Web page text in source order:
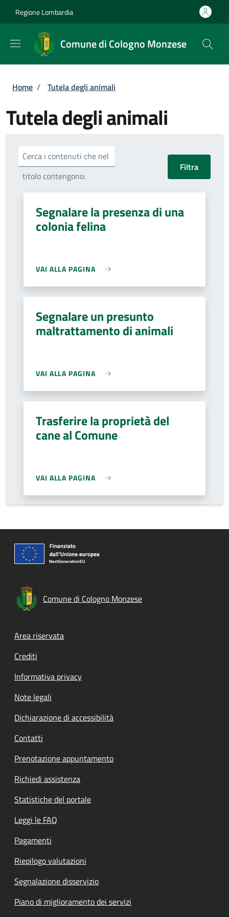
Regione Lombardia
Comune di Cologno Monzese
Briciole di pane
Home / Tutela degli animali
Tutela degli animali
Cerca i contenuti che nel
titolo contengono:
Segnalare la presenza di una
colonia felina
VAI ALLA PAGINA
Segnalare un presunto
maltrattamento di animali
VAI ALLA PAGINA
Trasferire la proprietà del
cane al Comune
VAI ALLA PAGINA
Comune di Cologno Monzese
Footer menu
Area riservata
Crediti
Informativa privacy
Note legali
Dichiarazione di accessibilità
Contatti
Prenotazione appuntamento
Richiedi assistenza
Statistiche del portale
Leggi le FAQ
Pagamenti
Riepilogo valutazioni
Segnalazione disservizio
Piano di miglioramento dei servizi